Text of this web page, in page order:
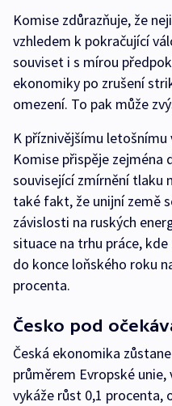
Komise zdůrazňuje, že
vzhledem k pokračující
souviset i s mírou
ekonomiky po zrušení
omezení. To pak může
K příznivějšímu
Komise přispěje zejména
související zmírnění tlaku
také fakt, že unijní země
závislosti na ruských
situace na trhu práce,
do konce loňského roku
procenta.
Česko pod
Česká ekonomika
průměrem Evropské
vykáže růst 0,1 procenta,